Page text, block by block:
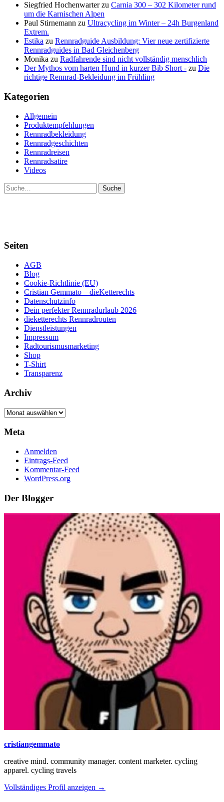
Siegfried Hochenwarterzu Carnia 300 – 302 Kilometer rund
um die Karnischen Alpen
Paul Stirnemann zu Ultracycling im Winter – 24h Burgenland
Extrem.
Estika zu Rennradguide Ausbildung: Vier neue zertifizierte
Rennradguides in Bad Gleichenberg
Monika zu Radfahrende sind nicht vollständig menschlich
Der Mythos vom harten Hund in kurzer Bib Short - zu Die
richtige Rennrad-Bekleidung im Frühling
Kategorien
Allgemein
Produktempfehlungen
Rennradbekleidung
Rennradgeschichten
Rennradreisen
Rennradsatire
Videos
Suche
Seiten
AGB
Blog
Cookie-Richtlinie (EU)
Cristian Gemmato – dieKetterechts
Datenschutzinfo
Dein perfekter Rennradurlaub 2026
dieketterechts Rennradrouten
Dienstleistungen
Impressum
Radtourismusmarketing
Shop
T-Shirt
Transparenz
Archiv
Archiv
Meta
Anmelden
Eintrags-Feed
Kommentar-Feed
WordPress.org
Der Blogger
cristiangemmato
creative mind. community manager. content marketer. cycling
apparel. cycling travels
Vollständiges Profil anzeigen →